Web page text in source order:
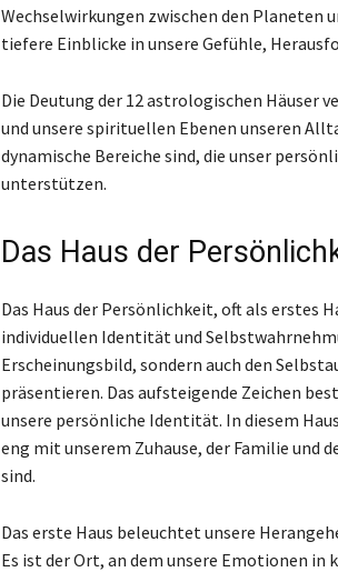
Wechselwirkungen zwischen den Planeten
tiefere Einblicke in unsere Gefühle,
Die Deutung der 12 astrologischen Häuser
und unsere spirituellen Ebenen unseren
dynamische Bereiche sind, die unser
unterstützen.
Das Haus der
Das Haus der Persönlichkeit, oft als erstes
individuellen Identität und
Erscheinungsbild, sondern auch den
präsentieren. Das aufsteigende Zeichen
unsere persönliche Identität. In diesem
eng mit unserem Zuhause, der Familie und
sind.
Das erste Haus beleuchtet unsere
Es ist der Ort, an dem unsere Emotionen in